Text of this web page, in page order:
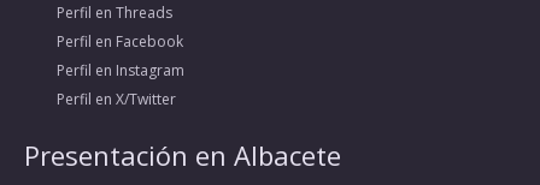
Perfil en Threads
Perfil en Facebook
Perfil en Instagram
Perfil en X/Twitter
Presentación en Albacete